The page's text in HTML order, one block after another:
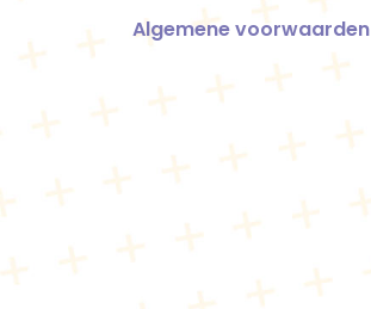
Algemene voorwaarden